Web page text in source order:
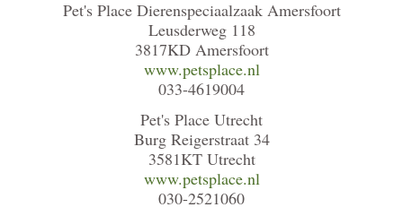
Pet's Place Dierenspeciaalzaak Amersfoort
Leusderweg 118
3817KD Amersfoort
www.petsplace.nl
033-4619004
Pet's Place Utrecht
Burg Reigerstraat 34
3581KT Utrecht
www.petsplace.nl
030-2521060